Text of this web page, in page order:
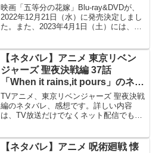
映画「五等分の花嫁」Blu-ray&DVDが、
2022年12月21日（水）に発売決定しまし
た。また、2023年4月1日（土）には、横
Blu-ray&DVD映画「五等分の...
【ネタバレ】アニメ 東京リベン
ジャーズ 聖夜決戦編 37話
「When it rains,it pours」のネタ
バレ、感想
TVアニメ、東京リベンジャーズ 聖夜決戦
編のネタバレ、感想です。詳しい内容
は、TV放送だけでなくネット配信でも視
にこんな未来...
【ネタバレ】アニメ 呪術廻戦 懐